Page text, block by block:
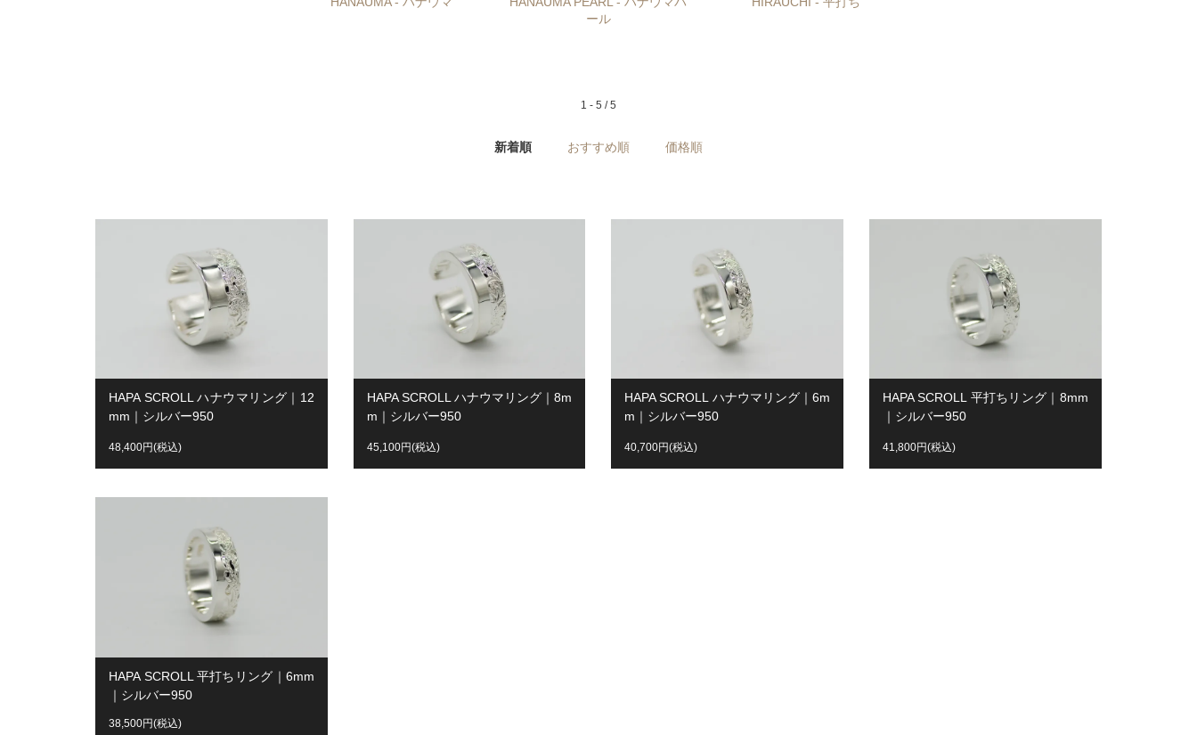
ール
1 - 5 / 5
新着順 おすすめ順 価格順
HAPA SCROLL ハナウマリング｜12
mm｜シルバー950
48,400円(税込)
HAPA SCROLL ハナウマリング｜8m
m｜シルバー950
45,100円(税込)
HAPA SCROLL ハナウマリング｜6m
m｜シルバー950
40,700円(税込)
HAPA SCROLL 平打ちリング｜8mm
｜シルバー950
41,800円(税込)
HAPA SCROLL 平打ちリング｜6mm
｜シルバー950
38,500円(税込)